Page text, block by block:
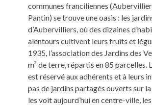
communes franciliennes
Pantin) se trouve une oasis : les
d’Aubervilliers, où des dizaines
alentours cultivent leurs fruits et
1935, l’association des Jardins des
m² de terre, répartis en 85 parcelles.
est réservé aux adhérents et à leurs
pas de jardins partagés ouverts sur la
les voit aujourd’hui en centre-ville,